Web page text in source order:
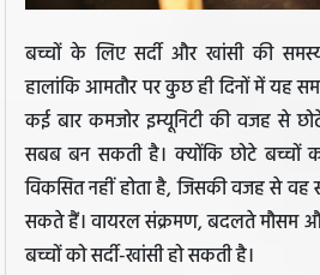
बच्चों के लिए सर्दी और खांसी की
हालांकि आमतौर पर कुछ ही दिनों में यह
कई बार कमजोर इम्यूनिटी की वजह से
सबब बन सकती है। क्योंकि छोटे बच्चों
विकसित नहीं होता है, जिसकी वजह से
सकते हैं। वायरल संक्रमण, बदलते मौसम
बच्चों को सर्दी-खांसी हो सकती है।